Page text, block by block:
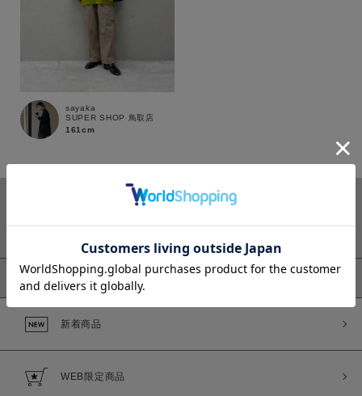
価格
～
sayaka
SUPER SHOP 鳥取店
161cm
ピックアップ
新着商品
WEB限定商品